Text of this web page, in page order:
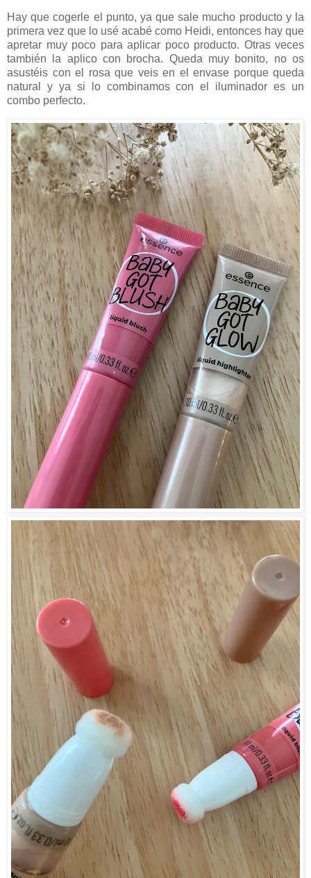
Hay que cogerle el punto, ya que sale mucho producto y la
primera vez que lo usé acabé como Heidi, entonces hay que
apretar muy poco para aplicar poco producto. Otras veces
también la aplico con brocha. Queda muy bonito, no os
asustéis con el rosa que veis en el envase porque queda
natural y ya si lo combinamos con el iluminador es un
combo perfecto.